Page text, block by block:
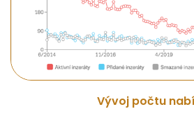
Vývoj počtu